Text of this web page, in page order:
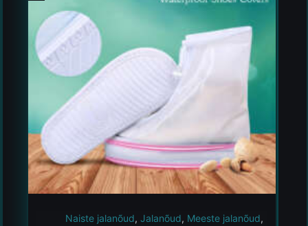
Naiste jalanõud, Jalanõud, Meeste jalanõud,